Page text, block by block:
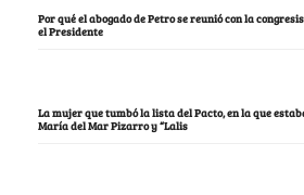
Por qué el abogado de Petro se reunió con la
el Presidente
La mujer que tumbó la lista del Pacto, en la que
María del Mar Pizarro y “Lalis